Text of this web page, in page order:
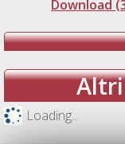
Download
Loading...